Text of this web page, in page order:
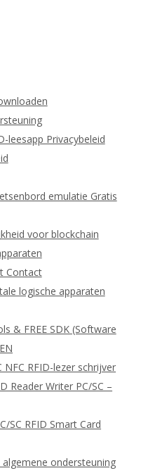
leesapp Privacybeleid
emulatie Gratis
voor blockchain
Contact
logische apparaten
& FREE SDK (Software
NFC RFID-lezer schrijver
Reader Writer PC/SC –
SC RFID Smart Card
ondersteuning